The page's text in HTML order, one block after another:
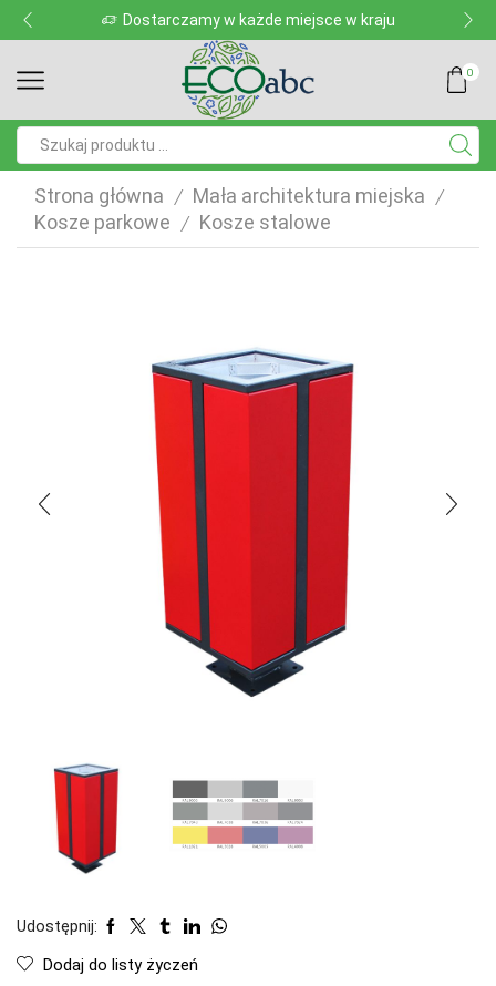
Dostarczamy w każde miejsce w kraju
0
Strona główna / Mała architektura miejska /
Kosze parkowe / Kosze stalowe
Udostępnij:
Dodaj do listy życzeń